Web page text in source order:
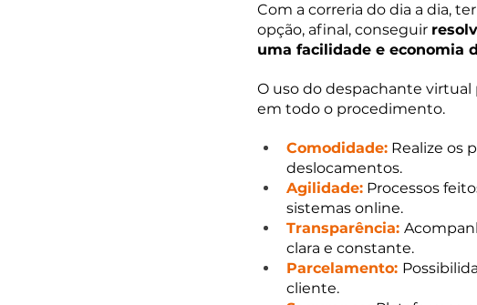
Com a correria do dia a dia,
opção, afinal, conseguir
uma facilidade e economia
O uso do despachante
em todo o procedimento.
Comodidade: Realize os
deslocamentos.
Agilidade: Processos
sistemas online.
Transparência:
clara e constante.
Parcelamento:
cliente.